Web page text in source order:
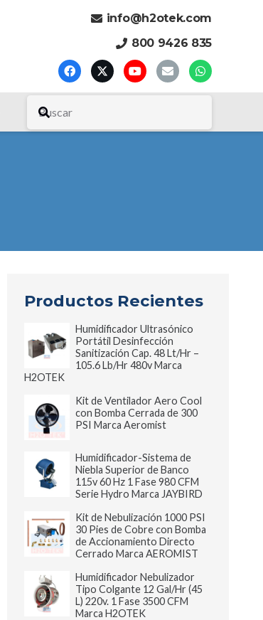
info@h2otek.com
800 9426 835
Productos Recientes
Humidificador Ultrasónico
Portátil Desinfección
Sanitización Cap. 48 Lt/Hr –
105.6 Lb/Hr 480v Marca
H2OTEK
Kit de Ventilador Aero Cool
con Bomba Cerrada de 300
PSI Marca Aeromist
Humidificador-Sistema de
Niebla Superior de Banco
115v 60 Hz 1 Fase 980 CFM
Serie Hydro Marca JAYBIRD
Kit de Nebulización 1000 PSI
30 Pies de Cobre con Bomba
de Accionamiento Directo
Cerrado Marca AEROMIST
Humidificador Nebulizador
Tipo Colgante 12 Gal/Hr (45
L) 220v. 1 Fase 3500 CFM
Marca H2OTEK